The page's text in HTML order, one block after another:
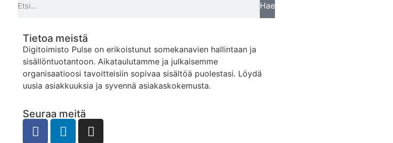
Hae
Tietoa meistä
Digitoimisto Pulse on erikoistunut somekanavien hallintaan ja
sisällöntuotantoon. Aikataulutamme ja julkaisemme
organisaatioosi tavoitteisiin sopivaa sisältöä puolestasi. Löydä
uusia asiakkuuksia ja syvennä asiakaskokemusta.
Seuraa meitä